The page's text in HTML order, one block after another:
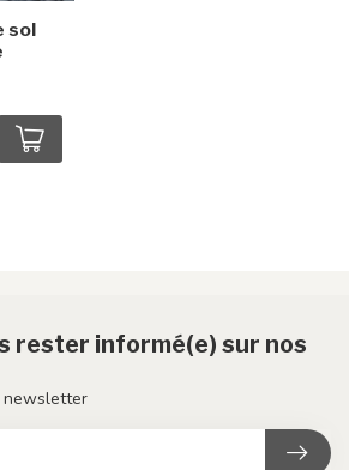
sol
rester informé(e) sur nos
newsletter